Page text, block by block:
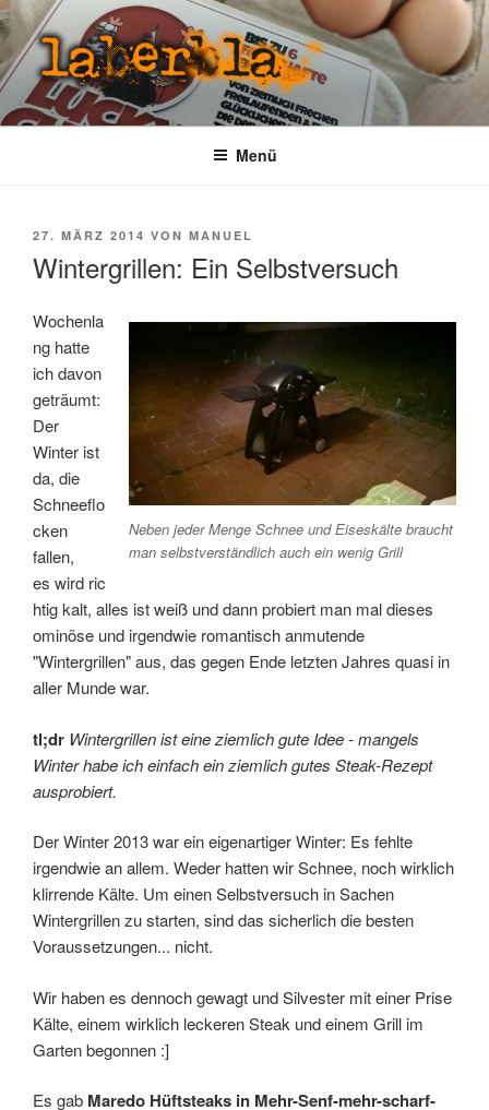
Zum
Inhalt
springen
LABERBLA
laber mal
Menü
VERÖFFENTLICHT
27. MÄRZ 2014 VON MANUEL
Wintergrillen: Ein Selbstversuch
Neben jeder Menge Schnee und Eiseskälte braucht
man selbstverständlich auch ein wenig Grill
Wochenla
ng hatte
ich davon
geträumt:
Der
Winter ist
da, die
Schneeflo
cken
fallen,
es wird ric
htig kalt, alles ist weiß und dann probiert man mal dieses
ominöse und irgendwie romantisch anmutende
"Wintergrillen" aus, das gegen Ende letzten Jahres quasi in
aller Munde war.
tl;dr Wintergrillen ist eine ziemlich gute Idee - mangels
Winter habe ich einfach ein ziemlich gutes Steak-Rezept
ausprobiert.
Der Winter 2013 war ein eigenartiger Winter: Es fehlte
irgendwie an allem. Weder hatten wir Schnee, noch wirklich
klirrende Kälte. Um einen Selbstversuch in Sachen
Wintergrillen zu starten, sind das sicherlich die besten
Voraussetzungen... nicht.
Wir haben es dennoch gewagt und Silvester mit einer Prise
Kälte, einem wirklich leckeren Steak und einem Grill im
Garten begonnen :]
Es gab Maredo Hüftsteaks in Mehr-Senf-mehr-scharf-